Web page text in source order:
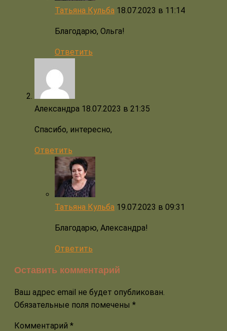
Татьяна Кульба 18.07.2023 в 11:14
Благодарю, Ольга!
Ответить
Александра 18.07.2023 в 21:35
Спасибо, интересно,
Ответить
Татьяна Кульба 19.07.2023 в 09:31
Благодарю, Александра!
Ответить
Оставить комментарий
Ваш адрес email не будет опубликован.
Обязательные поля помечены *
Комментарий *